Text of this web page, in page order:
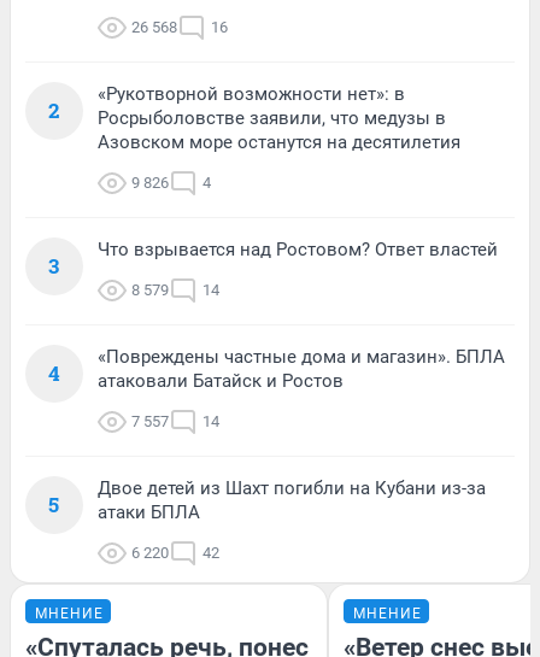
26 568 16
2
«Рукотворной возможности нет»: в
Росрыболовстве заявили, что медузы в
Азовском море останутся на десятилетия
9 826 4
3
Что взрывается над Ростовом? Ответ властей
8 579 14
4
«Повреждены частные дома и магазин». БПЛА
атаковали Батайск и Ростов
7 557 14
5
Двое детей из Шахт погибли на Кубани из-за
атаки БПЛА
6 220 42
МНЕНИЕ
«Спуталась речь, понес
МНЕНИЕ
«Ветер снес